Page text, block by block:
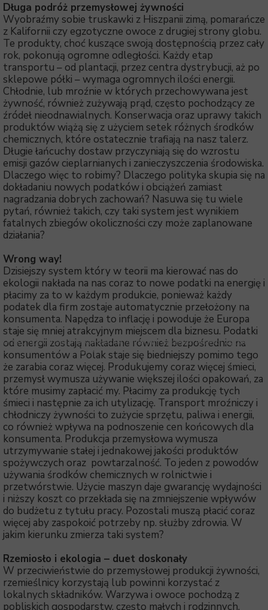
© 2022 Stowarzyszenie Rzemieślnik. All Rights Reserved. Projekt i wykonanie -
Stowarzyszenie Rzemieślnik
Długa podróż przemysłowej żywności
Wyobraźmy sobie truskawki z Hiszpanii zimą, pomarańcze
z Kalifornii czy egzotyczne owoce z drugiej strony globu.
Te produkty, choć kuszące swoją dostępnością przez cały
rok, pokonują ogromne odległości. Każdy etap
transportu – od plantacji, przez centra dystrybucji, aż po
sklepowe półki – wymaga ogromnych ilości energii.
Chłodnie, lub mroźnie w których przechowywana jest
żywność, również zużywają prąd, często pochodzący ze
źródeł nieodnawialnych. Konserwacja oraz uprawy takich
produktów wiążą się z użyciem setek różnych środków
chemicznych, które ostatecznie trafiają na nasz talerz.
Długie łańcuchy dostaw przyczyniają się do wzrostu
emisji gazów cieplarnianych i zanieczyszczenia środowiska.
Dlaczego więc to robimy? Dlaczego polityka skupia się na
dokładaniu nowych podatków i obciążeń zamiast
nagradzania dobrych zachowań? Nasuwa się tu wiele
pytań, również takich, czy taki system jest wynikiem
fatalnych zbiegów okoliczności czy może zaplanowane
działania?
Wrong way!
Dzisiejszy system który w teorii ma kierować nas do
ekologii nakłada na nas coraz to nowe podatki na energię i
płacimy za to w każdym produkcie, ponieważ każdy
podatek dla firm zostaje automatycznie przełożony na
konsumenta. Napędza to inflację i powoduje że Europa
staje się mniej atrakcyjnym miejscem dla biznesu. Podatki
od energii zostają nakładane również bezpośrednio na
konsumentów a Polak staje się biedniejszy pomimo tego
że zarabia coraz więcej. Produkujemy coraz więcej śmieci,
przemysł wymusza używanie większej ilości opakowań, za
które musimy zapłacić my. Płacimy za produkcję tych
śmieci i następnie za ich utylizację. Transport mroźniczy i
chłodniczy żywności to zużycie sprzętu, paliwa i energii,
co również wpływa na podnoszenie cen końcowych dla
konsumenta. Produkcja przemysłowa wymusza
utrzymywanie stałej i jednakowej jakości produktów
spożywczych oraz powtarzalność. To jeden z powodów
używania środków chemicznych w rolnictwie i
przetwórstwie. Użycie maszyn daje gwarancję wydajności
i niższy koszt co przekłada się na zmniejszenie wpływów
do budżetu z tytułu pracy. Pozostali muszą płacić coraz
więcej aby zaspokoić potrzeby np. służby zdrowia. W
jakim kierunku zmierza taki system?
Rzemiosło i ekologia – duet doskonały
W przeciwieństwie do przemysłowej produkcji żywności,
rzemieślnicy korzystają lub powinni korzystać z
lokalnych składników. Warzywa i owoce pochodzą z
pobliskich gospodarstw, często małych i rodzinnych,